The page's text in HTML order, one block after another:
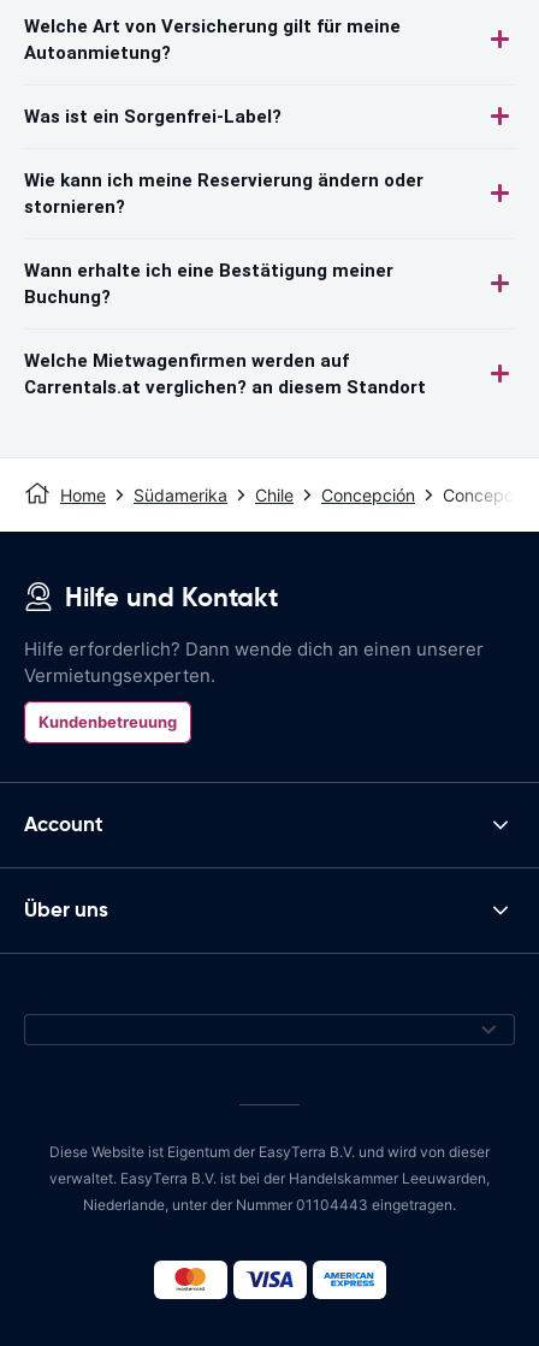
Welche Art von Versicherung gilt für meine
Autoanmietung?
Was ist ein Sorgenfrei-Label?
Wie kann ich meine Reservierung ändern oder
stornieren?
Wann erhalte ich eine Bestätigung meiner
Buchung?
Welche Mietwagenfirmen werden auf
Carrentals.at verglichen? an diesem Standort
Home Südamerika Chile Concepción
Hilfe und Kontakt
Hilfe erforderlich? Dann wende dich an einen unserer
Vermietungsexperten.
Kundenbetreuung
Account
Über uns
Diese Website ist Eigentum der EasyTerra B.V. und wird von dieser
verwaltet. EasyTerra B.V. ist bei der Handelskammer Leeuwarden,
Niederlande, unter der Nummer 01104443 eingetragen.